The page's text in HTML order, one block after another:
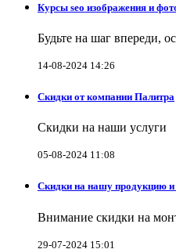
Курсы seo изображения и
Будьте на шаг впереди,
14-08-2024 14:26
Скидки от компании Палитра
Скидки на наши услуги
05-08-2024 11:08
Скидки на нашу продукцию и
Внимание скидки на
29-07-2024 15:01